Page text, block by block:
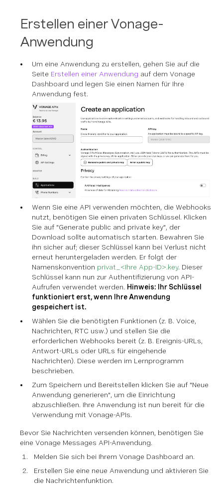
Erstellen einer Vonage-
Anwendung
Um eine Anwendung zu erstellen, gehen Sie auf die
Seite Erstellen einer Anwendung auf dem Vonage
Dashboard und legen Sie einen Namen für Ihre
Anwendung fest.
Wenn Sie eine API verwenden möchten, die Webhooks
nutzt, benötigen Sie einen privaten Schlüssel. Klicken
Sie auf "Generate public and private key", der
Download sollte automatisch starten. Bewahren Sie
ihn sicher auf; dieser Schlüssel kann bei Verlust nicht
erneut heruntergeladen werden. Er folgt der
Namenskonvention privat_<Ihre App-ID>.key. Dieser
Schlüssel kann nun zur Authentifizierung von API-
Aufrufen verwendet werden. Hinweis: Ihr Schlüssel
funktioniert erst, wenn Ihre Anwendung
gespeichert ist.
Wählen Sie die benötigten Funktionen (z. B. Voice,
Nachrichten, RTC usw.) und stellen Sie die
erforderlichen Webhooks bereit (z. B. Ereignis-URLs,
Antwort-URLs oder URLs für eingehende
Nachrichten). Diese werden im Lernprogramm
beschrieben.
Zum Speichern und Bereitstellen klicken Sie auf "Neue
Anwendung generieren", um die Einrichtung
abzuschließen. Ihre Anwendung ist nun bereit für die
Verwendung mit Vonage-APIs.
Bevor Sie Nachrichten versenden können, benötigen Sie
eine Vonage Messages API-Anwendung.
Melden Sie sich bei Ihrem Vonage Dashboard an.
Erstellen Sie eine neue Anwendung und aktivieren Sie
die Nachrichtenfunktion.